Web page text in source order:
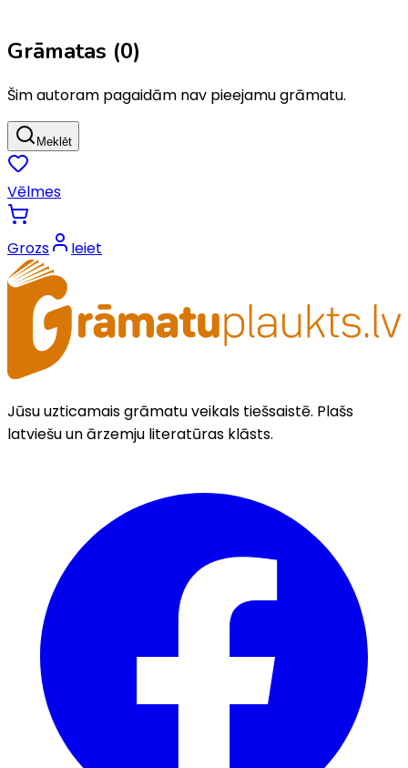
Grāmatas (0)
Šim autoram pagaidām nav pieejamu grāmatu.
Meklēt
Vēlmes
Grozs Ieiet
Jūsu uzticamais grāmatu veikals tiešsaistē. Plašs
latviešu un ārzemju literatūras klāsts.